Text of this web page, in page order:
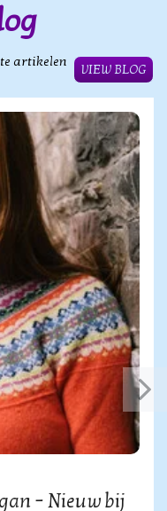
artikelen
VIEW BLOG
– Nieuw bij